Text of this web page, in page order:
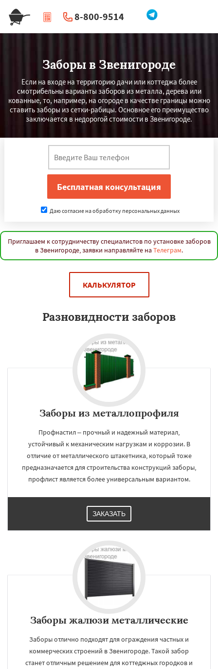
8-800-9514
| Перезвоните мне
Заборы в Звенигороде
Если на входе на территорию дачи или коттеджа более
смотрибельны варианты заборов из металла, дерева или
кованные, то, например, на огороде в качестве границы можно
ставить заборы из сетки-рабицы. Основное его преимущество
заключается в недорогой стоимости в Звенигороде.
Даю согласие на обработку персональных данных
Приглашаем к сотрудничеству специалистов по установке заборов
в Звенигороде, заявки направляйте на Телеграм.
КАЛЬКУЛЯТОР
Разновидности заборов
Заборы из металлопрофиля
Профнастил – прочный и надежный материал,
устойчивый к механическим нагрузкам и коррозии. В
отличие от металлического штакетника, который тоже
предназначается для строительства конструкций заборы,
профлист является более универсальным вариантом.
ЗАКАЗАТЬ
Заборы жалюзи металлические
Заборы отлично подходят для ограждения частных и
коммерческих строений в Звенигороде. Такой забор
станет отличным решением для коттеджных городков и